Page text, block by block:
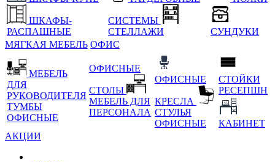
ШКАФЫ-
РАСПАШНЫЕ
СИСТЕМЫ
СТЕЛЛАЖИ
СУНДУКИ
МЯГКАЯ МЕБЕЛЬ ОФИС
МЕБЕЛЬ
ДЛЯ
РУКОВОДИТЕЛЯ
ТУМБЫ
ОФИСНЫЕ
ОФИСНЫЕ
СТОЛЫ
МЕБЕЛЬ ДЛЯ
ПЕРСОНАЛА
ОФИСНЫЕ
КРЕСЛА
СТУЛЬЯ
ОФИСНЫЕ
СТОЙКИ
РЕСЕПШН
КАБИНЕТ
АКЦИИ